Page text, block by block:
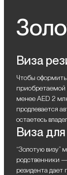
Виза
Чтобы оформить
менее AED 2
продлевается
остаетесь
Виза
“Золотую
родственники
резидента дает